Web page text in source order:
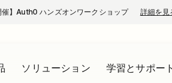
催】Auth0 ハンズオンワークショップ 詳細を見
ソリューション 学習とサポート